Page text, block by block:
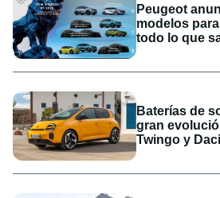
Peugeot
modelos
todo lo que
Baterías de
gran
Twingo y